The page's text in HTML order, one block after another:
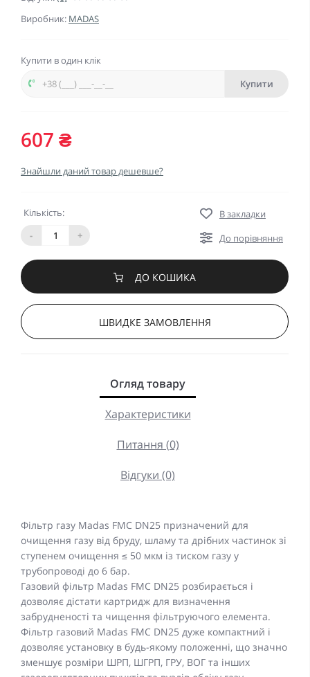
Виробник: MADAS
Купити в один клік
Купити
607 ₴
Знайшли даний товар дешевше?
Кількість:
-
+
В закладки
До порівняння
ДО КОШИКА
ШВИДКЕ ЗАМОВЛЕННЯ
Огляд товару
Характеристики
Питання (0)
Відгуки (0)
Фільтр газу Madas FMC DN25 призначений для
очищення газу від бруду, шламу та дрібних частинок зі
ступенем очищення ≤ 50 мкм із тиском газу у
трубопроводі до 6 бар.
Газовий фільтр Madas FMC DN25 розбирається і
дозволяє дістати картридж для визначення
забрудненості та чищення фільтруючого елемента.
Фільтр газовий Madas FMC DN25 дуже компактний і
дозволяє установку в будь-якому положенні, що значно
зменшує розміри ШРП, ШГРП, ГРУ, ВОГ та інших